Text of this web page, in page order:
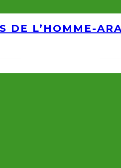
DE L’HOMME-